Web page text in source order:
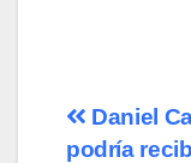
Daniel
podría